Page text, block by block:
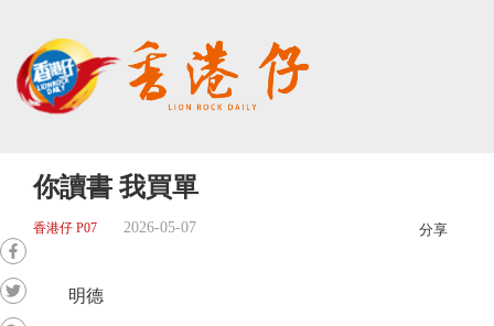
你讀書 我買單
香港仔 P07 2026-05-07 分享
明德